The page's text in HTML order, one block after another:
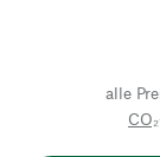
alle